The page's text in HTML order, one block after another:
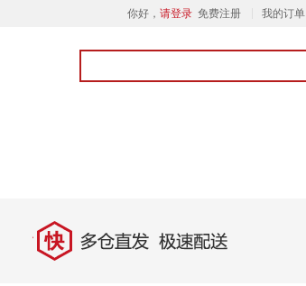
你好， 请登录 免费注册 我的订单
快 多仓直发，极速配送